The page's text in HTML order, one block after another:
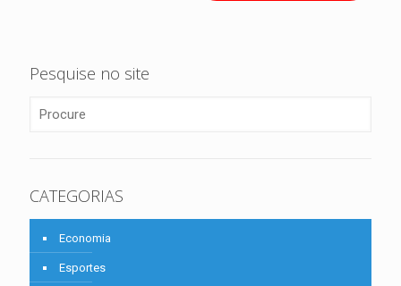
Pesquise no site
CATEGORIAS
Economia
Esportes